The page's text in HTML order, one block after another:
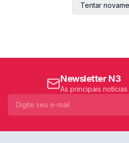
Tentar
Newsletter N3
As principais